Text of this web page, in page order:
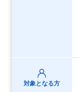
対象となる方